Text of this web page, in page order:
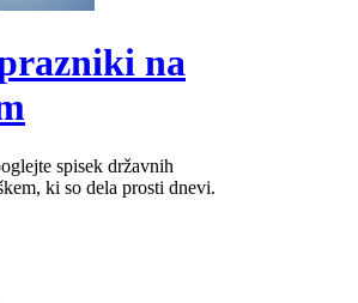
na
spisek državnih
ki so dela prosti dnevi.